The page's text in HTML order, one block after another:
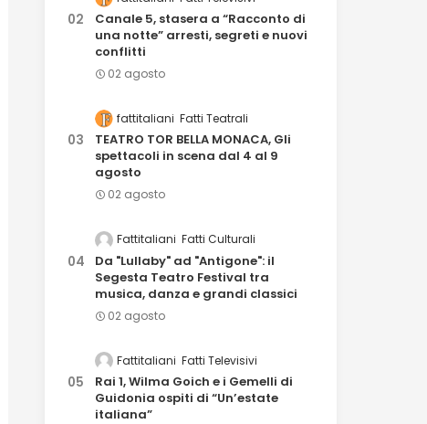
Canale 5, stasera a “Racconto di
una notte” arresti, segreti e nuovi
conflitti
02 agosto
fattitaliani Fatti Teatrali
TEATRO TOR BELLA MONACA, Gli
spettacoli in scena dal 4 al 9
agosto
02 agosto
Fattitaliani Fatti Culturali
Da "Lullaby" ad "Antigone": il
Segesta Teatro Festival tra
musica, danza e grandi classici
02 agosto
Fattitaliani Fatti Televisivi
Rai 1, Wilma Goich e i Gemelli di
Guidonia ospiti di “Un’estate
italiana”